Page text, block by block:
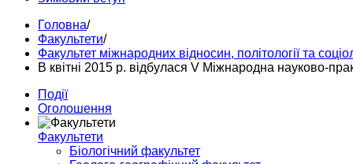
Головна/
Факультети/
Факультет міжнародних відносин, політології та
В квітні 2015 р. відбулася V Міжнародна науково-
Події
Оголошення
Факультети
Біологічний факультет